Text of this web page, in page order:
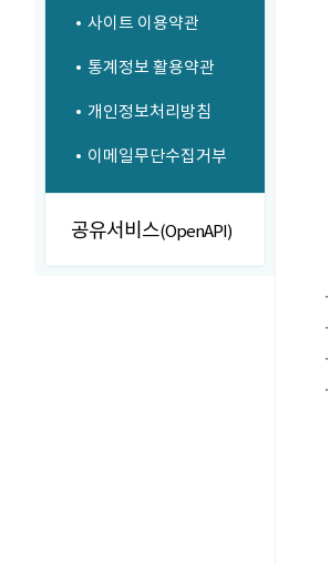
사이트 이용약관
통계정보 활용약관
개인정보처리방침
이메일무단수집거부
공유서비스(OpenAPI)